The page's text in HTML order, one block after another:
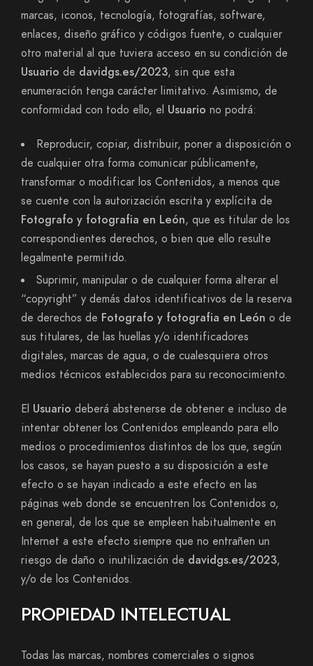
marcas, iconos, tecnología, fotografías, software,
enlaces, diseño gráfico y códigos fuente, o cualquier
otro material al que tuviera acceso en su condición de
Usuario de davidgs.es/2023, sin que esta
enumeración tenga carácter limitativo. Asimismo, de
conformidad con todo ello, el Usuario no podrá:
Reproducir, copiar, distribuir, poner a disposición o
de cualquier otra forma comunicar públicamente,
transformar o modificar los Contenidos, a menos que
se cuente con la autorización escrita y explícita de
Fotografo y fotografia en León, que es titular de los
correspondientes derechos, o bien que ello resulte
legalmente permitido.
Suprimir, manipular o de cualquier forma alterar el
“copyright” y demás datos identificativos de la reserva
de derechos de Fotografo y fotografia en León o de
sus titulares, de las huellas y/o identificadores
digitales, marcas de agua, o de cualesquiera otros
medios técnicos establecidos para su reconocimiento.
El Usuario deberá abstenerse de obtener e incluso de
intentar obtener los Contenidos empleando para ello
medios o procedimientos distintos de los que, según
los casos, se hayan puesto a su disposición a este
efecto o se hayan indicado a este efecto en las
páginas web donde se encuentren los Contenidos o,
en general, de los que se empleen habitualmente en
Internet a este efecto siempre que no entrañen un
riesgo de daño o inutilización de davidgs.es/2023,
y/o de los Contenidos.
PROPIEDAD INTELECTUAL
Todas las marcas, nombres comerciales o signos